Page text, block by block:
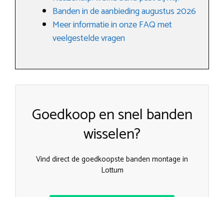
Banden in de aanbieding augustus 2026
Meer informatie in onze FAQ met
veelgestelde vragen
Goedkoop en snel banden
wisselen?
Vind direct de goedkoopste banden montage in
Lottum